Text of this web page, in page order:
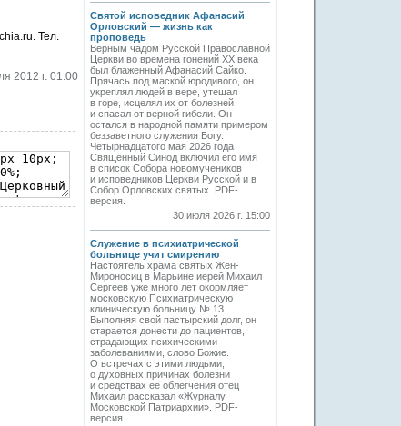
Тел.
2012 г. 01:00
Святой исповедник Афанасий
Орловский — жизнь как
проповедь
Верным чадом Русской Православной
Церкви во времена гонений XX века
был блаженный Афанасий Сайко.
Прячась под маской юродивого, он
укреплял людей в вере, утешал
в горе, исцелял их от болезней
и спасал от верной гибели. Он
остался в народной памяти примером
беззаветного служения Богу.
Четырнадцатого мая 2026 года
Священный Синод включил его имя
в список Собора новомучеников
и исповедников Церкви Русской и в
Собор Орловских святых. PDF-
версия.
30 июля 2026 г. 15:00
Служение в психиатрической
больнице учит смирению
Настоятель храма святых Жен-
Мироносиц в Марьине иерей Михаил
Сергеев уже много лет окормляет
московскую Психиатрическую
клиническую больницу № 13.
Выполняя свой пастырский долг, он
старается донести до пациентов,
страдающих психическими
заболеваниями, слово Божие.
О встречах с этими людьми,
о духовных причинах болезни
и средствах ее облегчения отец
Михаил рассказал «Журналу
Московской Патриархии». PDF-
версия.